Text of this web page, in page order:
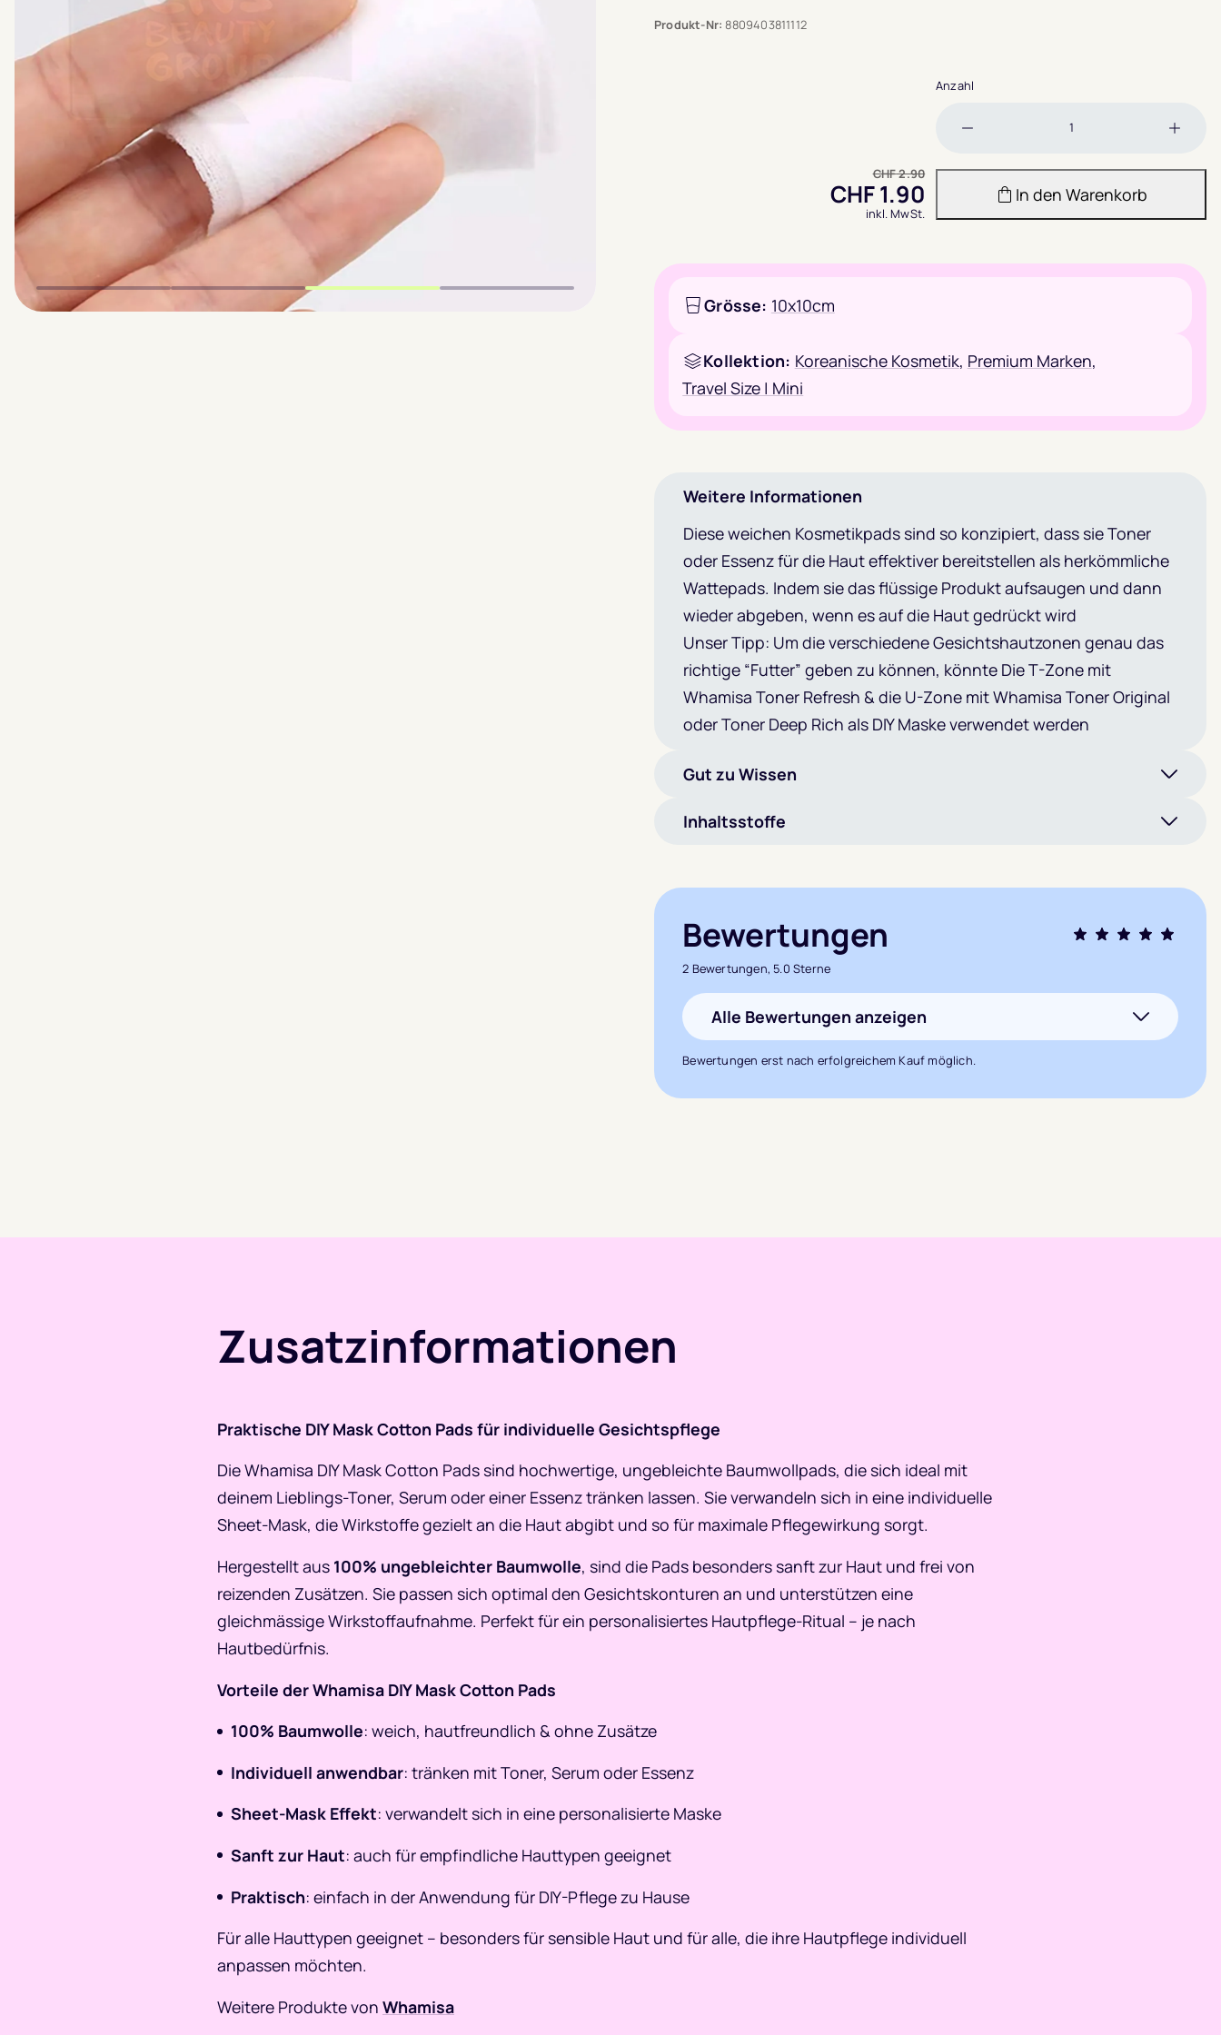
2
Produkt-Nr: 8809403811112
Anzahl
verringern
CHF2.90
CHF1.90
inkl. MwSt.
In den Warenkorb
Grösse: 10x10cm
Kollektion: Koreanische Kosmetik, Premium Marken,
Travel Size | Mini
Weitere Informationen
Diese weichen Kosmetikpads sind so konzipiert, dass sie Toner
oder Essenz für die Haut effektiver bereitstellen als herkömmliche
Wattepads. Indem sie das flüssige Produkt aufsaugen und dann
wieder abgeben, wenn es auf die Haut gedrückt wird
Unser Tipp: Um die verschiedene Gesichtshautzonen genau das
richtige “Futter” geben zu können, könnte Die T-Zone mit
Whamisa Toner Refresh & die U-Zone mit Whamisa Toner Original
oder Toner Deep Rich als DIY Maske verwendet werden
Gut zu Wissen
Inhaltsstoffe
Bewertungen
basierend auf
2
2 Bewertungen, 5.0 Sterne
Alle Bewertungen anzeigen
Bewertungen erst nach erfolgreichem Kauf möglich.
Zusatzinformationen
Praktische DIY Mask Cotton Pads für individuelle Gesichtspflege
Die Whamisa DIY Mask Cotton Pads sind hochwertige, ungebleichte Baumwollpads, die sich ideal mit
deinem Lieblings-Toner, Serum oder einer Essenz tränken lassen. Sie verwandeln sich in eine individuelle
Sheet-Mask, die Wirkstoffe gezielt an die Haut abgibt und so für maximale Pflegewirkung sorgt.
Hergestellt aus 100% ungebleichter Baumwolle, sind die Pads besonders sanft zur Haut und frei von
reizenden Zusätzen. Sie passen sich optimal den Gesichtskonturen an und unterstützen eine
gleichmässige Wirkstoffaufnahme. Perfekt für ein personalisiertes Hautpflege-Ritual – je nach
Hautbedürfnis.
Vorteile der Whamisa DIY Mask Cotton Pads
100% Baumwolle: weich, hautfreundlich & ohne Zusätze
Individuell anwendbar: tränken mit Toner, Serum oder Essenz
Sheet-Mask Effekt: verwandelt sich in eine personalisierte Maske
Sanft zur Haut: auch für empfindliche Hauttypen geeignet
Praktisch: einfach in der Anwendung für DIY-Pflege zu Hause
Für alle Hauttypen geeignet – besonders für sensible Haut und für alle, die ihre Hautpflege individuell
anpassen möchten.
Weitere Produkte von Whamisa